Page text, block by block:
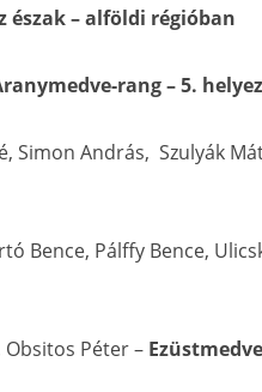
észak – alföldi régióban
rang – 5.
Simon András, Szulyák
Bence, Pálffy Bence,
Obsitos Péter –